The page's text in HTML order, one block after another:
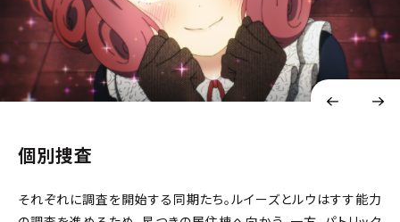
個別捜査
それぞれに調査を開始する同期たち。ルイーズとルウはすす能力